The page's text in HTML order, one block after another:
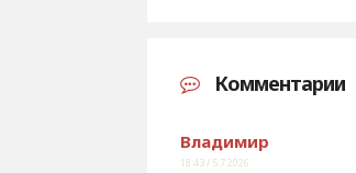
Комментарии
Владимир
18:43 / 5.7.2026